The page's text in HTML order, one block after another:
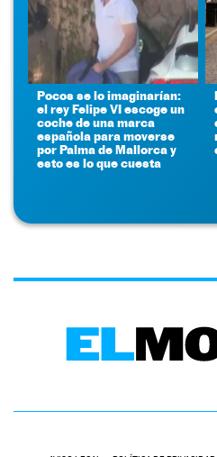
Pocos se lo imaginarían:
el rey Felipe VI escoge un
coche de una marca
española para moverse
por Palma de Mallorca y
esto es lo que cuesta